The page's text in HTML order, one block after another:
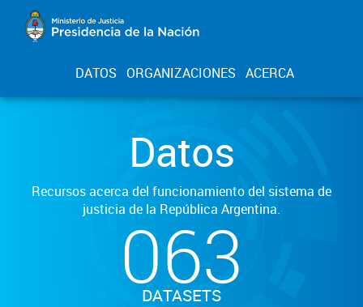
DATOS ORGANIZACIONES ACERCA
Datos
Recursos acerca del funcionamiento del sistema de
justicia de la República Argentina.
063
DATASETS